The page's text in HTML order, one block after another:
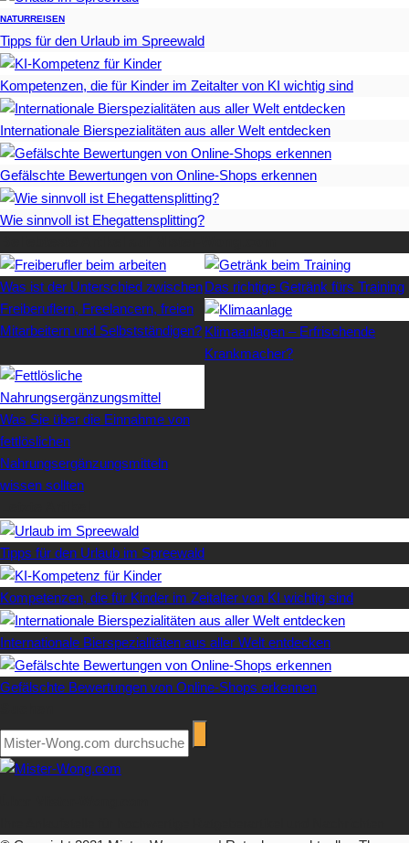
NATURREISEN
Tipps für den Urlaub im Spreewald
Kompetenzen, die für Kinder im Zeitalter von KI wichtig sind
Internationale Bierspezialitäten aus aller Welt entdecken
Gefälschte Bewertungen von Online-Shops erkennen
Wie sinnvoll ist Ehegattensplitting?
Was ist der Unterschied zwischen
Freiberuflern, Freelancern, freien
Mitarbeitern und Selbstständigen?
Das richtige Getränk fürs Training
Klimaanlagen – Erfrischende
Krankmacher?
Was Sie über die Einnahme von
fettlöslichen
Nahrungsergänzungsmitteln
wissen sollten
Tipps für den Urlaub im Spreewald
Kompetenzen, die für Kinder im Zeitalter von KI wichtig sind
Internationale Bierspezialitäten aus aller Welt entdecken
Gefälschte Bewertungen von Online-Shops erkennen